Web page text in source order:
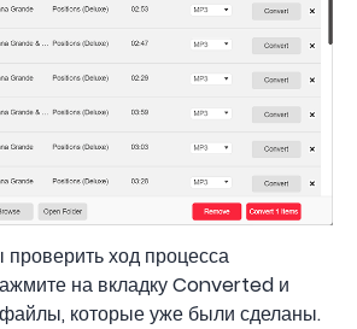
проверить ход процесса
на вкладку Converted и
которые уже были сделаны.